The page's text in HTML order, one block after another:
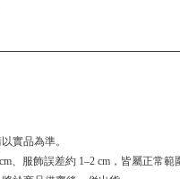
實品為準。
、服飾誤差約 1–2 cm，皆屬正常範